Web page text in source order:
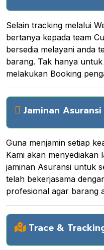
Selain tracking melalui
bertanya kepada team
bersedia melayani anda
barang. Tak hanya
melakukan Booking
Jaminan Asuransi
Guna menjamin setiap
Kami akan
jaminan Asuransi untuk
telah bekerjasama
profesional agar barang
Trace &